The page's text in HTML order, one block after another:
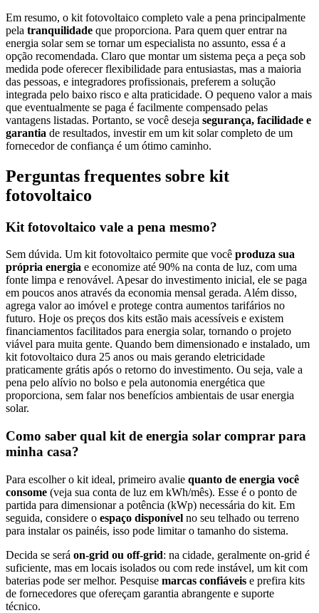
Em resumo, o kit fotovoltaico completo vale a pena principalmente
pela tranquilidade que proporciona. Para quem quer entrar na
energia solar sem se tornar um especialista no assunto, essa é a
opção recomendada. Claro que montar um sistema peça a peça sob
medida pode oferecer flexibilidade para entusiastas, mas a maioria
das pessoas, e integradores profissionais, preferem a solução
integrada pelo baixo risco e alta praticidade. O pequeno valor a mais
que eventualmente se paga é facilmente compensado pelas
vantagens listadas. Portanto, se você deseja segurança, facilidade e
garantia de resultados, investir em um kit solar completo de um
fornecedor de confiança é um ótimo caminho.
Perguntas frequentes sobre kit
fotovoltaico
Kit fotovoltaico vale a pena mesmo?
Sem dúvida. Um kit fotovoltaico permite que você produza sua
própria energia e economize até 90% na conta de luz, com uma
fonte limpa e renovável. Apesar do investimento inicial, ele se paga
em poucos anos através da economia mensal gerada. Além disso,
agrega valor ao imóvel e protege contra aumentos tarifários no
futuro. Hoje os preços dos kits estão mais acessíveis e existem
financiamentos facilitados para energia solar, tornando o projeto
viável para muita gente. Quando bem dimensionado e instalado, um
kit fotovoltaico dura 25 anos ou mais gerando eletricidade
praticamente grátis após o retorno do investimento. Ou seja, vale a
pena pelo alívio no bolso e pela autonomia energética que
proporciona, sem falar nos benefícios ambientais de usar energia
solar.
Como saber qual kit de energia solar comprar para
minha casa?
Para escolher o kit ideal, primeiro avalie quanto de energia você
consome (veja sua conta de luz em kWh/mês). Esse é o ponto de
partida para dimensionar a potência (kWp) necessária do kit. Em
seguida, considere o espaço disponível no seu telhado ou terreno
para instalar os painéis, isso pode limitar o tamanho do sistema.
Decida se será on-grid ou off-grid: na cidade, geralmente on-grid é
suficiente, mas em locais isolados ou com rede instável, um kit com
baterias pode ser melhor. Pesquise marcas confiáveis e prefira kits
de fornecedores que ofereçam garantia abrangente e suporte
técnico.